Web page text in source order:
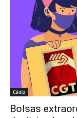
Cádiz
Bolsas